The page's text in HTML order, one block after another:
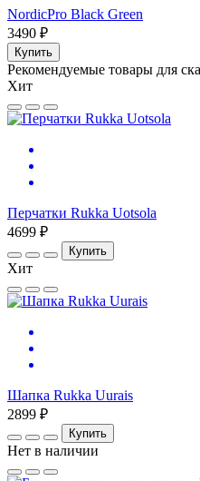
NordicPro Black Green
3490 ₽
Купить
Рекомендуемые товары для
Хит
Перчатки Rukka Uotsola
4699 ₽
Купить
Хит
Шапка Rukka Uurais
2899 ₽
Купить
Нет в наличии